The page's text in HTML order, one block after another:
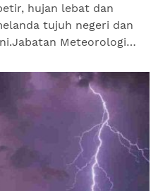
hujan lebat dan
tujuh negeri dan
Meteorologi